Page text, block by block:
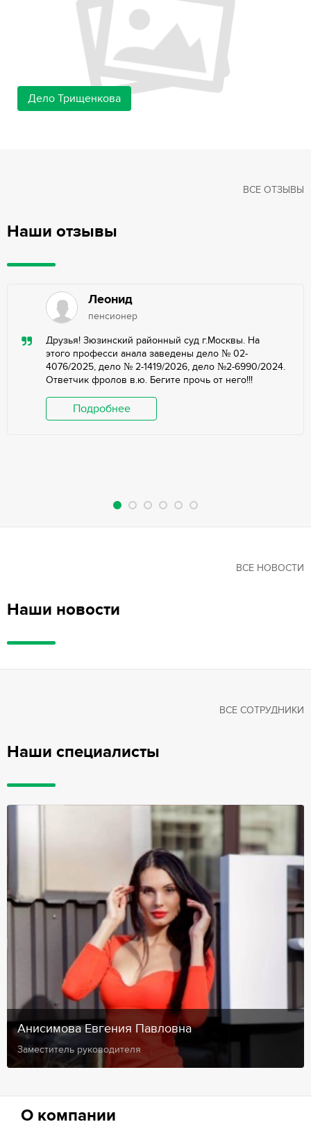
Дело Трищенкова
Наши отзывы
ВСЕ ОТЗЫВЫ
Леонид
пенсионер
Друзья! Зюзинский районный суд г.Москвы. На
этого професси анала заведены дело № 02-
4076/2025, дело № 2-1419/2026, дело №2-6990/2024.
Ответчик фролов в.ю. Бегите прочь от него!!!
Подробнее
Наши новости
ВСЕ НОВОСТИ
Наши специалисты
ВСЕ СОТРУДНИКИ
Анисимова Евгения Павловна
Заместитель руководителя
О компании